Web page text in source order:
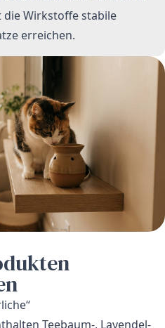
die Wirkstoffe stabile
erreichen.
Teebaum-, Lavendel-